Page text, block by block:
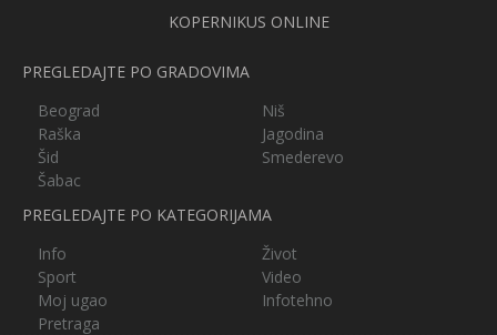
KOPERNIKUS ONLINE
PREGLEDAJTE PO GRADOVIMA
Beograd
Niš
Raška
Jagodina
Šid
Smederevo
Šabac
PREGLEDAJTE PO KATEGORIJAMA
Info
Život
Sport
Video
Moj ugao
Infotehno
Pretraga